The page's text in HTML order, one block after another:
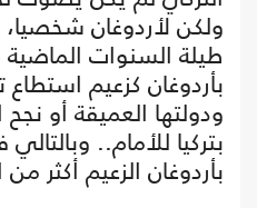
ولكن لأردوغان
طيلة السنوات الماضية
بأردوغان كزعيم استطاع
ودولتها العميقة أو
بتركيا للأمام..
بأردوغان الزعيم أكثر من